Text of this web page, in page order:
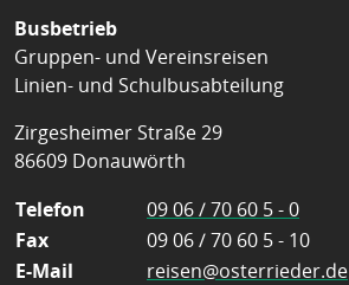
Busbetrieb
Gruppen- und Vereinsreisen
Linien- und Schulbusabteilung
Zirgesheimer Straße 29
86609 Donauwörth
Telefon
09 06 / 70 60 5 - 0
Fax
09 06 / 70 60 5 - 10
E-Mail
reisen@osterrieder.de